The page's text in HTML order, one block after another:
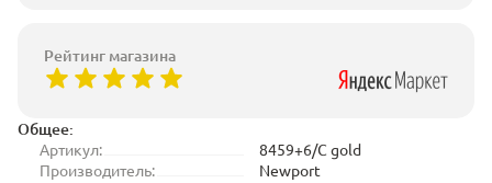
Общее:
Артикул:
8459+6/C gold
Производитель:
Newport
Рейтинг магазина